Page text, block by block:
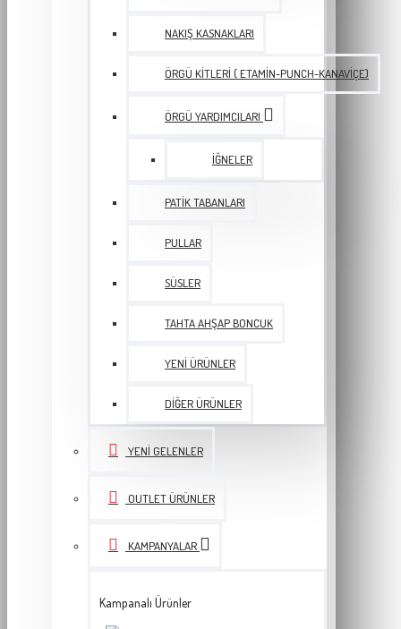
NAKIŞ KASNAKLARI
ÖRGÜ KITLERI ( ETAMIN-PUNCH-KANAVIÇE)
ÖRGÜ YARDIMCILARI
İĞNELER
PATIK TABANLARI
PULLAR
SÜSLER
TAHTA AHŞAP BONCUK
YENI ÜRÜNLER
DIĞER ÜRÜNLER
YENI GELENLER
OUTLET ÜRÜNLER
KAMPANYALAR
Kampanalı Ürünler